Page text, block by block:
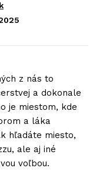
z nás to
a dokonale
je miestom, kde
a láka
hľadáte miesto,
ale aj iné
voľbou.